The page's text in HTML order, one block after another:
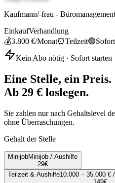
Kaufmann/-frau - Büromanagement
EinkaufVerhandlung
💰3.800 €/Monat⏰Teilzeit🟢Sofort
Kein Abo nötig · Sofort starten
Eine Stelle, ein Preis.
Ab 29 € loslegen.
Sie zahlen nur nach Gehaltslevel
ohne Überraschungen.
Gehalt der Stelle
MinijobMinijob / Aushilfe
29€
Teilzeit & Aushilfe10.000 – 35.000 €